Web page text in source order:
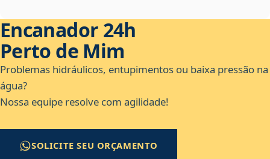
Encanador 24h
Perto de Mim
Problemas hidráulicos, entupimentos ou baixa pressão na
água?
Nossa equipe resolve com agilidade!
SOLICITE SEU ORÇAMENTO